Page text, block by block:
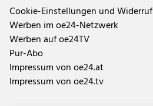
Cookie-Einstellungen und Widerruf
Werben im oe24-Netzwerk
Werben auf oe24TV
Pur-Abo
Impressum von oe24.at
Impressum von oe24.tv